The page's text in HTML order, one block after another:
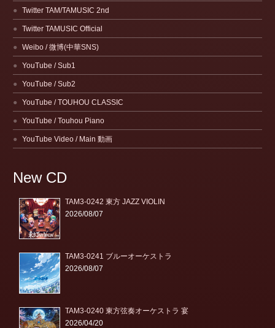
Twitter TAM/TAMUSIC 2nd
Twitter TAMUSIC Official
Weibo / 微博(中華SNS)
YouTube / Sub1
YouTube / Sub2
YouTube / TOUHOU CLASSIC
YouTube / Touhou Piano
YouTube Video / Main 動画
New CD
TAM3-0242 東方 JAZZ VIOLIN
2026/08/07
TAM3-0241 ブルーオーケストラ
2026/08/07
TAM3-0240 東方弦奏オーケストラ 宴
2026/04/20